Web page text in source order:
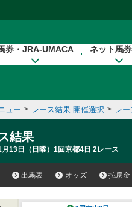
券・JRA-UMACA ネット馬
ュー > レース結果 開催選択 > レ
結果
13日（日曜）1回京都4日 2レース
出馬表 オッズ 払戻金